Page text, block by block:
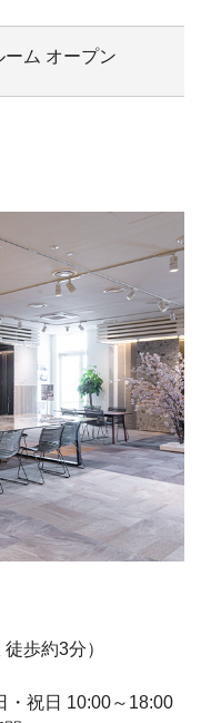
ム オープン
歩約3分）
祝日 10:00～18:00